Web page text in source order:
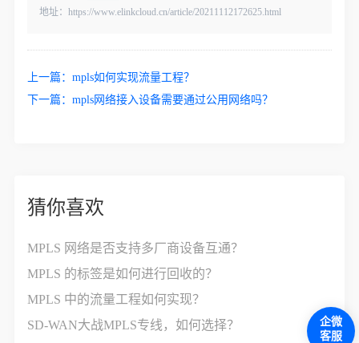
地址：https://www.elinkcloud.cn/article/20211112172625.html
上一篇：mpls如何实现流量工程？
下一篇：mpls网络接入设备需要通过公用网络吗？
猜你喜欢
MPLS 网络是否支持多厂商设备互通？
MPLS 的标签是如何进行回收的？
MPLS 中的流量工程如何实现？
SD-WAN大战MPLS专线，如何选择？
企微
客服